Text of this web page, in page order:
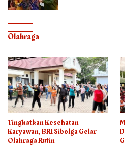
Olahraga
Tingkatkan Kesehatan
Karyawan, BRI Sibolga Gelar
Olahraga Rutin